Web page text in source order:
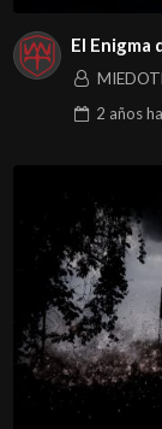
El Enigma
2 años